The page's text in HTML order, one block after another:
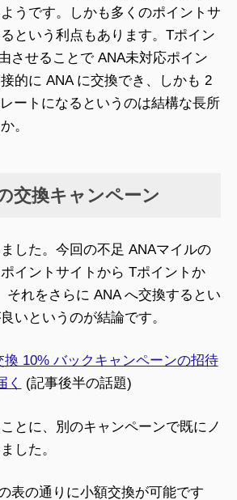
うです。しかも多くのポイントサ
という利点もあります。Tポイン
させることで ANA未対応ポイン
的に ANA に交換でき、しかも 2
ートになるというのは結構な長所
。
交換キャンペーン
した。今回の不足 ANAマイルの
イントサイトから Tポイントか
それをさらに ANA へ交換するとい
いというのが結論です。
換 10% バックキャンペーンの招待
く
(記事後半の話題)
とに、別のキャンペーンで既にノ
した。
表の通りに小額交換が可能です